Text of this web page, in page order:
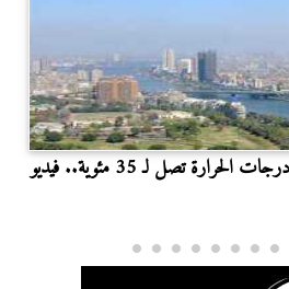
تصل لـ 35 مئوية.. فيديو